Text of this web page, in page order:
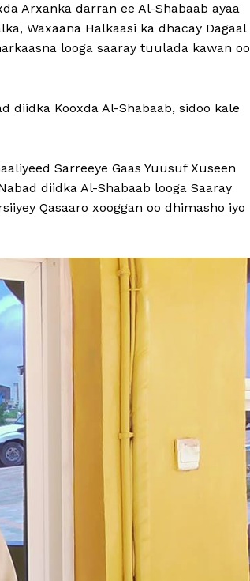
Arxanka darran ee Al-Shabaab ayaa
Waxaana Halkaasi ka dhacay Dagaal
looga saaray tuulada kawan oo
diidka Kooxda Al-Shabaab, sidoo kale
Sarreeye Gaas Yuusuf Xuseen
diidka Al-Shabaab looga Saaray
Qasaaro xooggan oo dhimasho iyo